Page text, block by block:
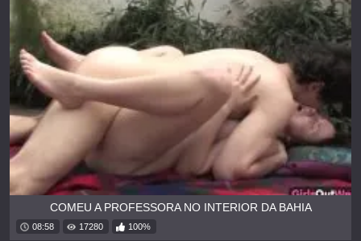
COMEU A PROFESSORA NO INTERIOR DA BAHIA
08:58 17280 100%